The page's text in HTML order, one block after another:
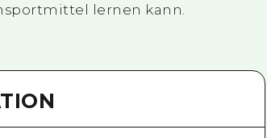
lernen kann.